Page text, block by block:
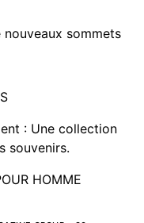
sommets
: Une collection
souvenirs.
HOMME